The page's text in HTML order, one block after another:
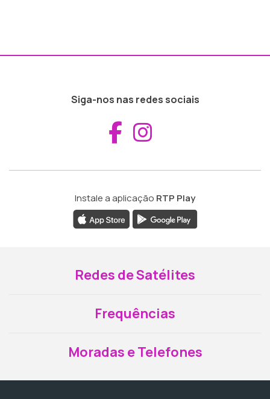
Siga-nos nas redes sociais
Aceder ao
Instale a aplicação RTP Play
Redes de Satélites
Frequências
Moradas e Telefones